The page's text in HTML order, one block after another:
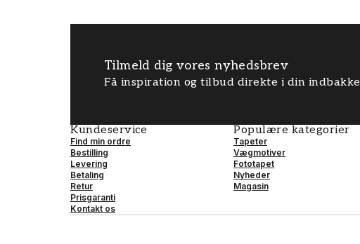
Tilmeld dig vores nyhedsbrev
Få inspiration og tilbud direkte i din indbakke
Kundeservice
Find min ordre
Bestilling
Levering
Betaling
Retur
Prisgaranti
Kontakt os
Populære kategorier
Tapeter
Vægmotiver
Fototapet
Nyheder
Magasin